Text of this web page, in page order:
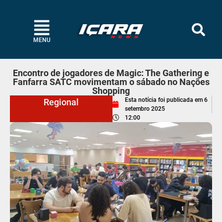
MENU
Encontro de jogadores de Magic: The Gathering e
Fanfarra SATC movimentam o sábado no Nações
Shopping
Regional
Esta notícia foi publicada em 6
setembro 2025
12:00